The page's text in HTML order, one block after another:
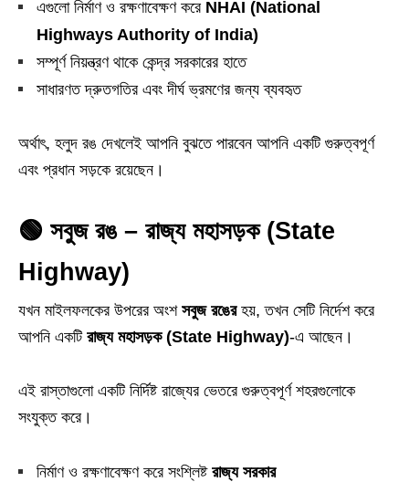
এগুলো নির্মাণ ও রক্ষণাবেক্ষণ করে NHAI (National
Highways Authority of India)
সম্পূর্ণ নিয়ন্ত্রণ থাকে কেন্দ্র সরকারের হাতে
সাধারণত দ্রুতগতির এবং দীর্ঘ ভ্রমণের জন্য ব্যবহৃত
অর্থাৎ, হলুদ রঙ দেখলেই আপনি বুঝতে পারবেন আপনি একটি গুরুত্বপূর্ণ
এবং প্রধান সড়কে রয়েছেন।
🟢 সবুজ রঙ – রাজ্য মহাসড়ক (State
Highway)
যখন মাইলফলকের উপরের অংশ সবুজ রঙেরহয়, তখন সেটি নির্দেশ করে
আপনি একটি রাজ্য মহাসড়ক (State Highway)-এ আছেন।
এই রাস্তাগুলো একটি নির্দিষ্ট রাজ্যের ভেতরে গুরুত্বপূর্ণ শহরগুলোকে
সংযুক্ত করে।
নির্মাণ ও রক্ষণাবেক্ষণ করে সংশ্লিষ্ট রাজ্য সরকার